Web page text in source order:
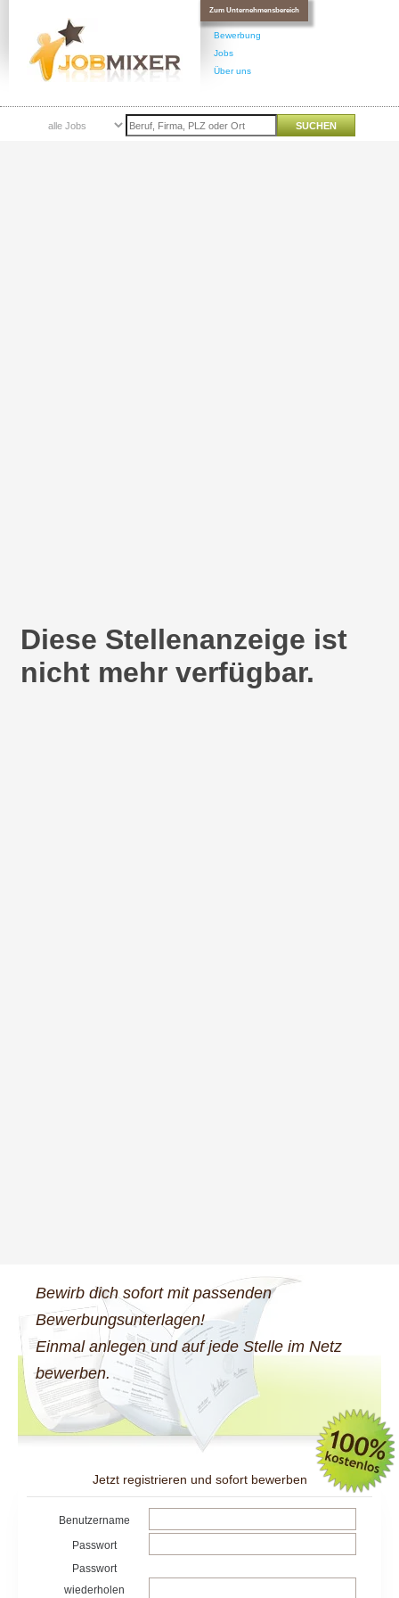
Zum Unternehmensbereich
Bewirb dich sofort mit passenden
Bewerbungsunterlagen!
Einmal anlegen und auf jede Stelle im Netz
bewerben.
Jetzt registrieren und sofort bewerben
Benutzername
Passwort
Passwort
wiederholen
Bewerbung
Jobs
Über uns